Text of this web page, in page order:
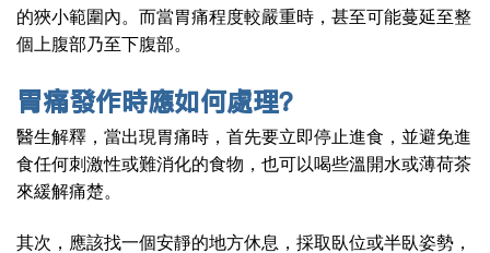
的狹小範圍內。而當胃痛程度較嚴重時，甚至可能蔓延至整
個上腹部乃至下腹部。
胃痛發作時應如何處理？
醫生解釋，當出現胃痛時，首先要立即停止進食，並避免進
食任何刺激性或難消化的食物，也可以喝些溫開水或薄荷茶
來緩解痛楚。
其次，應該找一個安靜的地方休息，採取臥位或半臥姿勢，